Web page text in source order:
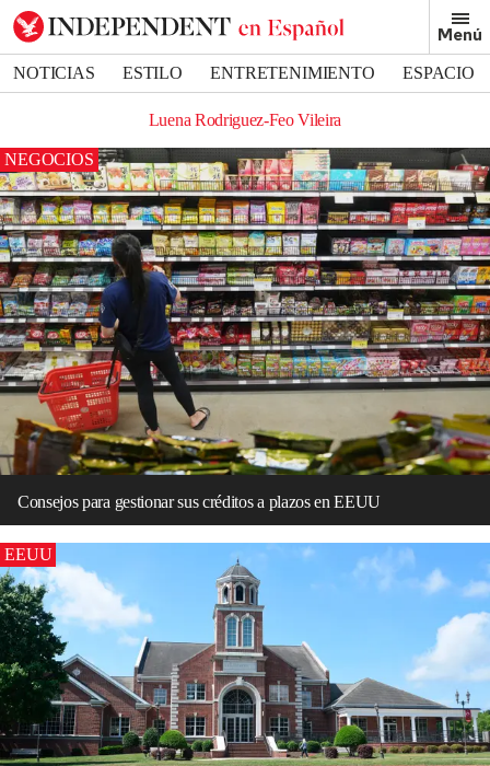
Menú
NOTICIAS ESTILO ENTRETENIMIENTO
ESPACIO
Luena Rodriguez-Feo Vileira
NEGOCIOS
Consejos para gestionar sus créditos a plazos en EEUU
EEUU